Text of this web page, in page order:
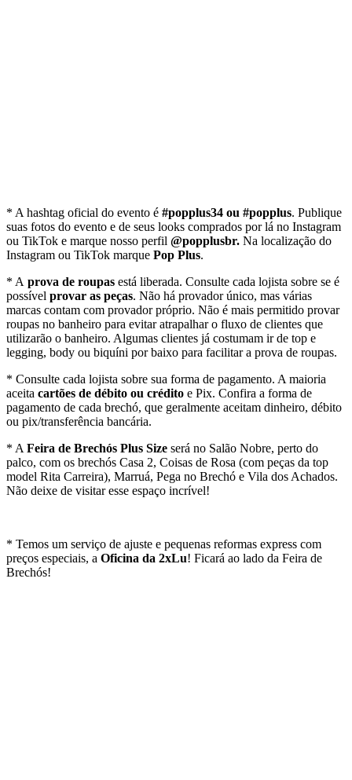
* A hashtag oficial do evento é #popplus34 ou #popplus. Publique
suas fotos do evento e de seus looks comprados por lá no Instagram
ou TikTok e marque nosso perfil @popplusbr. Na localização do
Instagram ou TikTok marque Pop Plus.
* A prova de roupas está liberada. Consulte cada lojista sobre se é
possível provar as peças. Não há provador único, mas várias
marcas contam com provador próprio. Não é mais permitido provar
roupas no banheiro para evitar atrapalhar o fluxo de clientes que
utilizarão o banheiro. Algumas clientes já costumam ir de top e
legging, body ou biquíni por baixo para facilitar a prova de roupas.
* Consulte cada lojista sobre sua forma de pagamento. A maioria
aceita cartões de débito ou crédito e Pix. Confira a forma de
pagamento de cada brechó, que geralmente aceitam dinheiro, débito
ou pix/transferência bancária.
* A Feira de Brechós Plus Size será no Salão Nobre, perto do
palco, com os brechós Casa 2, Coisas de Rosa (com peças da top
model Rita Carreira), Marruá, Pega no Brechó e Vila dos Achados.
Não deixe de visitar esse espaço incrível!
* Temos um serviço de ajuste e pequenas reformas express com
preços especiais, a Oficina da 2xLu! Ficará ao lado da Feira de
Brechós!